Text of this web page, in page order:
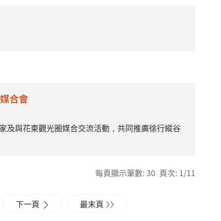
合會
及與花東觀光圈媒合交流活動，共同推廣徐行縱谷
每頁顯示筆數: 30 頁次: 1/11
下一頁 最末頁